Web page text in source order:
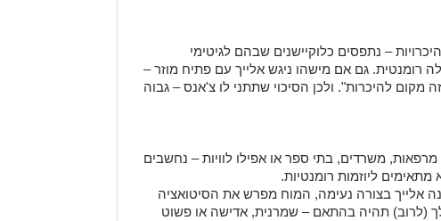
– נתפסים כלוקיישנים שבהם לגיטימי
רומנטית. גם אם מישהו ניגש אלייך עם פתיח מוזר –
להיכרות". ולכן הסיכוי שתתני לו צ'אנס – גבוה
משרדים, בתי ספר או אפילו לוויות – נחשבים
ליוזמות רומנטיות.
אלייך בצורה נעימה, המוח מפרש את הסיטואציה
(לרוב) תהיה בהתאם – שמרנית, אדישה או פשוט